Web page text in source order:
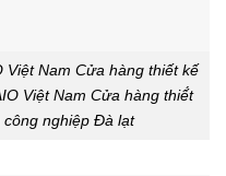
Việt Nam Cửa hàng thiết kế
Việt Nam Cửa hàng thiế́t
nghiệp Đà lạt